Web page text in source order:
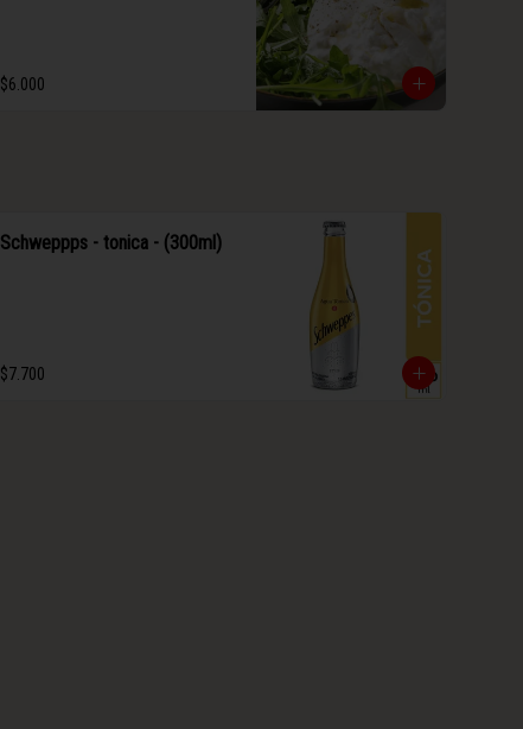
$6.000
Schweppps - tonica - (300ml)
$7.700